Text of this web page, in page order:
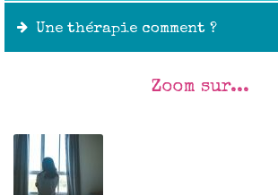
Outils :
Une thérapie comment ?
Zoom sur...